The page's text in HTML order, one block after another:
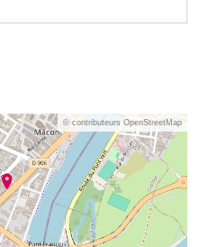
© contributeurs OpenStreetMap